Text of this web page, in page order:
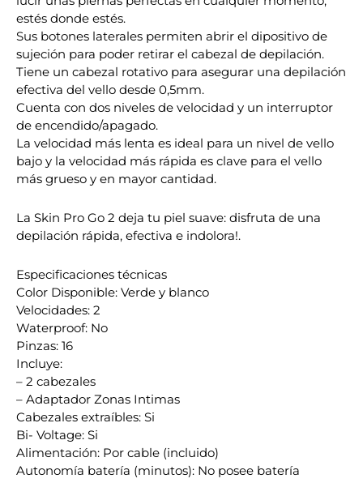
estés donde estés.
Sus botones laterales permiten abrir el dipositivo de
sujeción para poder retirar el cabezal de depilación.
Tiene un cabezal rotativo para asegurar una depilación
efectiva del vello desde 0,5mm.
Cuenta con dos niveles de velocidad y un interruptor
de encendido/apagado.
La velocidad más lenta es ideal para un nivel de vello
bajo y la velocidad más rápida es clave para el vello
más grueso y en mayor cantidad.
La Skin Pro Go 2 deja tu piel suave: disfruta de una
depilación rápida, efectiva e indolora!.
Especificaciones técnicas
Color Disponible: Verde y blanco
Velocidades: 2
Waterproof: No
Pinzas: 16
Incluye:
– 2 cabezales
– Adaptador Zonas Intimas
Cabezales extraíbles: Si
Bi- Voltage: Si
Alimentación: Por cable (incluido)
Autonomía batería (minutos): No posee batería